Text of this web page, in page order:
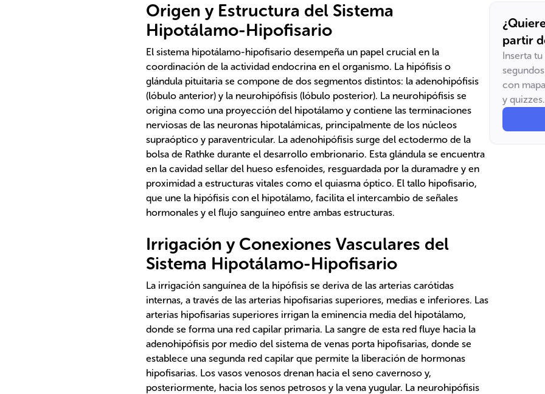
Origen y Estructura del Sistema
Hipotálamo-Hipofisario
El sistema hipotálamo-hipofisario desempeña un papel crucial en la
coordinación de la actividad endocrina en el organismo. La hipófisis o
glándula pituitaria se compone de dos segmentos distintos: la adenohipófisis
(lóbulo anterior) y la neurohipófisis (lóbulo posterior). La neurohipófisis se
origina como una proyección del hipotálamo y contiene las terminaciones
nerviosas de las neuronas hipotalámicas, principalmente de los núcleos
supraóptico y paraventricular. La adenohipófisis surge del ectodermo de la
bolsa de Rathke durante el desarrollo embrionario. Esta glándula se encuentra
en la cavidad sellar del hueso esfenoides, resguardada por la duramadre y en
proximidad a estructuras vitales como el quiasma óptico. El tallo hipofisario,
que une la hipófisis con el hipotálamo, facilita el intercambio de señales
hormonales y el flujo sanguíneo entre ambas estructuras.
Irrigación y Conexiones Vasculares del
Sistema Hipotálamo-Hipofisario
La irrigación sanguínea de la hipófisis se deriva de las arterias carótidas
internas, a través de las arterias hipofisarias superiores, medias e inferiores. Las
arterias hipofisarias superiores irrigan la eminencia media del hipotálamo,
donde se forma una red capilar primaria. La sangre de esta red fluye hacia la
adenohipófisis por medio del sistema de venas porta hipofisarias, donde se
establece una segunda red capilar que permite la liberación de hormonas
hipofisarias. Los vasos venosos drenan hacia el seno cavernoso y,
posteriormente, hacia los senos petrosos y la vena yugular. La neurohipófisis
partir
Inserta
con
y quizzes.